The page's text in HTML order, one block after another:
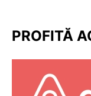
PROFITĂ